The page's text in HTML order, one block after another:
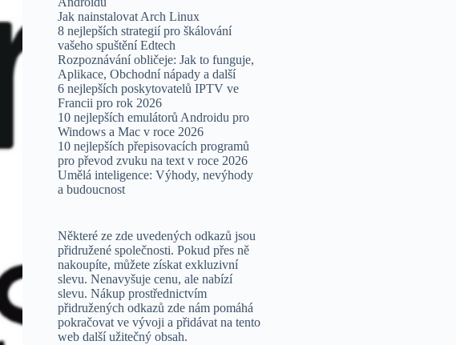
Jak nainstalovat Arch Linux
8 nejlepších strategií pro škálování
vašeho spuštění Edtech
Rozpoznávání obličeje: Jak to funguje,
Aplikace, Obchodní nápady a další
6 nejlepších poskytovatelů IPTV ve
Francii pro rok 2026
10 nejlepších emulátorů Androidu pro
Windows a Mac v roce 2026
10 nejlepších přepisovacích programů
pro převod zvuku na text v roce 2026
Umělá inteligence: Výhody, nevýhody
a budoucnost
Některé ze zde uvedených odkazů jsou
přidružené společnosti. Pokud přes ně
nakoupíte, můžete získat exkluzivní
slevu. Nenavyšuje cenu, ale nabízí
slevu. Nákup prostřednictvím
přidružených odkazů zde nám pomáhá
pokračovat ve vývoji a přidávat na tento
web další užitečný obsah.